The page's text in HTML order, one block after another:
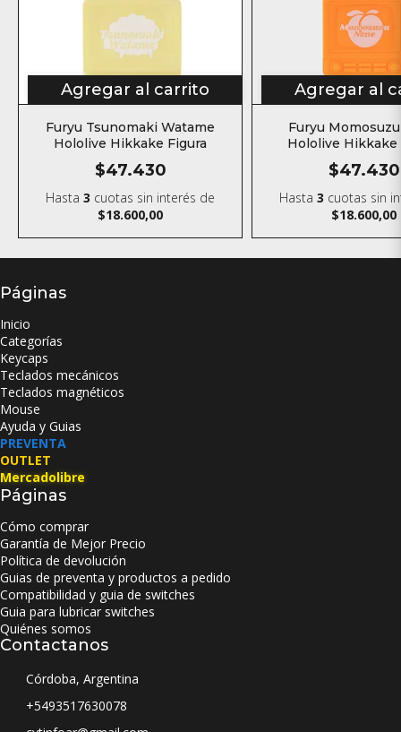
Agregar al carrito
Furyu Tsunomaki Watame
Hololive Hikkake Figura
$47.430
Hasta3 cuotas sin interés de
$18.600,00
Agregar al
Furyu
Hololive Hikkake
$47.430
Hasta3 cuotas sin
$18.600,00
Páginas
Inicio
Categorías
Keycaps
Teclados mecánicos
Teclados magnéticos
Mouse
Ayuda y Guias
PREVENTA
OUTLET
Mercadolibre
Páginas
Cómo comprar
Garantía de Mejor Precio
Política de devolución
Guias de preventa y productos a pedido
Compatibilidad y guia de switches
Guia para lubricar switches
Quiénes somos
Contactanos
Córdoba, Argentina
+5493517630078